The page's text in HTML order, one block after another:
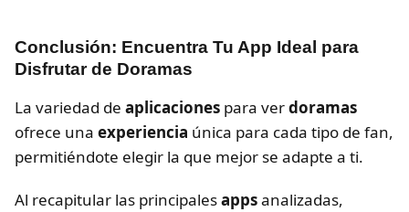
Conclusión: Encuentra Tu App Ideal para
Disfrutar de Doramas
La variedad de aplicaciones para verdoramas
ofrece una experiencia única para cada tipo de fan,
permitiéndote elegir la que mejor se adapte a ti.
Al recapitular las principalesappsanalizadas,